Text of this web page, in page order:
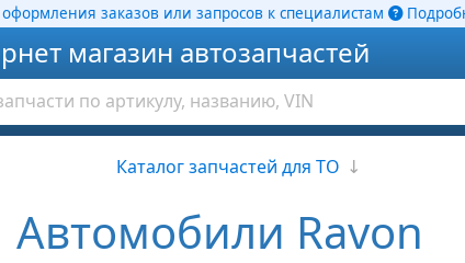
заказов или запросов к специалистам
магазин автозапчастей
Каталог запчастей для ТО ↓
Автомобили Ravon